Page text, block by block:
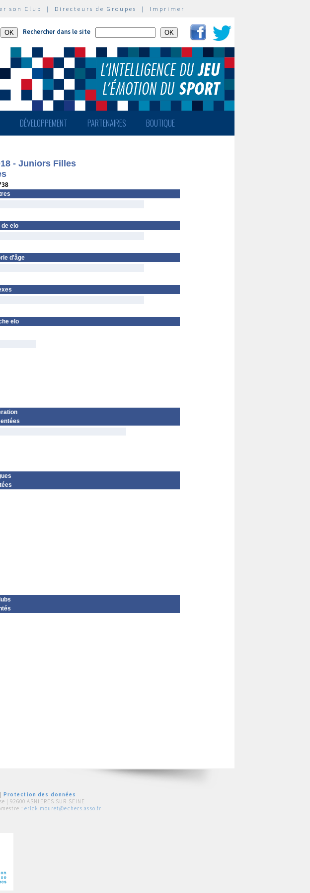
son Club | Directeurs de Groupes | Imprimer
Rechercher dans le site
DÉVELOPPEMENT PARTENAIRES BOUTIQUE
- Juniors Filles
elo
d'âge
elo
Protection des données
| 92600 ASNIERES SUR SEINE
: erick.mouret@echecs.asso.fr